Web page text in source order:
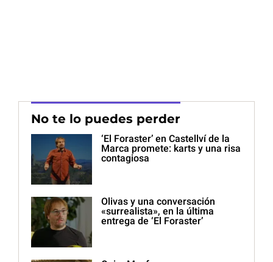
No te lo puedes perder
‘El Foraster’ en Castellví de la
Marca promete: karts y una risa
contagiosa
Olivas y una conversación
«surrealista», en la última
entrega de ‘El Foraster’